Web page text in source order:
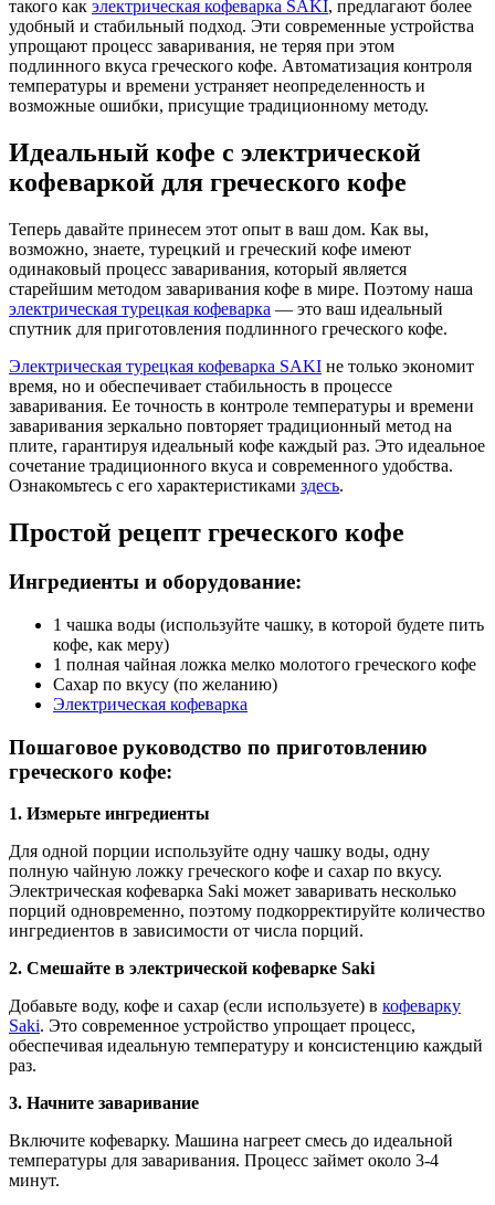
такого как электрическая кофеварка SAKI, предлагают более
удобный и стабильный подход. Эти современные устройства
упрощают процесс заваривания, не теряя при этом
подлинного вкуса греческого кофе. Автоматизация контроля
температуры и времени устраняет неопределенность и
возможные ошибки, присущие традиционному методу.
Идеальный кофе с электрической
кофеваркой для греческого кофе
Теперь давайте принесем этот опыт в ваш дом. Как вы,
возможно, знаете, турецкий и греческий кофе имеют
одинаковый процесс заваривания, который является
старейшим методом заваривания кофе в мире. Поэтому наша
электрическая турецкая кофеварка — это ваш идеальный
спутник для приготовления подлинного греческого кофе.
Электрическая турецкая кофеварка SAKI не только экономит
время, но и обеспечивает стабильность в процессе
заваривания. Ее точность в контроле температуры и времени
заваривания зеркально повторяет традиционный метод на
плите, гарантируя идеальный кофе каждый раз. Это идеальное
сочетание традиционного вкуса и современного удобства.
Ознакомьтесь с его характеристиками здесь.
Простой рецепт греческого кофе
Ингредиенты и оборудование:
1 чашка воды (используйте чашку, в которой будете пить
кофе, как меру)
1 полная чайная ложка мелко молотого греческого кофе
Сахар по вкусу (по желанию)
Электрическая кофеварка
Пошаговое руководство по приготовлению
греческого кофе:
1. Измерьте ингредиенты
Для одной порции используйте одну чашку воды, одну
полную чайную ложку греческого кофе и сахар по вкусу.
Электрическая кофеварка Saki может заваривать несколько
порций одновременно, поэтому подкорректируйте количество
ингредиентов в зависимости от числа порций.
2. Смешайте в электрической кофеварке Saki
Добавьте воду, кофе и сахар (если используете) в кофеварку
Saki. Это современное устройство упрощает процесс,
обеспечивая идеальную температуру и консистенцию каждый
раз.
3. Начните заваривание
Включите кофеварку. Машина нагреет смесь до идеальной
температуры для заваривания. Процесс займет около 3-4
минут.